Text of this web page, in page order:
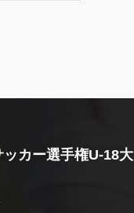
カー選手権U-18大